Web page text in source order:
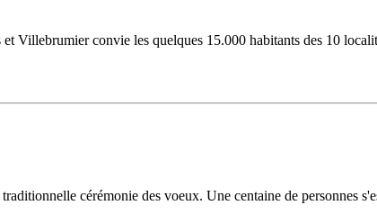
convie les quelques 15.000 habitants des 10
cérémonie des voeux. Une centaine de personnes